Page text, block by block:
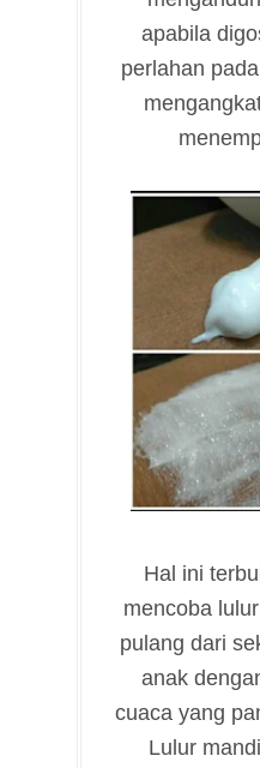
apabila
perlahan pada
Hal ini
mencoba
pulang dari
anak
cuaca yang
Lulur